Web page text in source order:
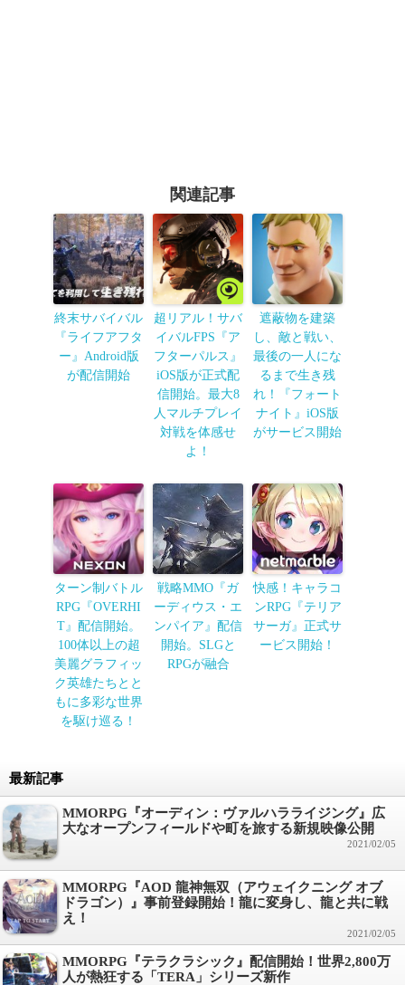
関連記事
終末サバイバル
『ライフアフタ
ー』Android版
が配信開始
超リアル！サバ
イバルFPS『ア
フターパルス』
iOS版が正式配
信開始。最大8
人マルチプレイ
対戦を体感せ
よ！
遮蔽物を建築
し、敵と戦い、
最後の一人にな
るまで生き残
れ！『フォート
ナイト』iOS版
がサービス開始
ターン制バトル
RPG『OVERHI
T』配信開始。
100体以上の超
美麗グラフィッ
ク英雄たちとと
もに多彩な世界
を駆け巡る！
戦略MMO『ガ
ーディウス・エ
ンパイア』配信
開始。SLGと
RPGが融合
快感！キャラコ
ンRPG『テリア
サーガ』正式サ
ービス開始！
最新記事
MMORPG『オーディン：ヴァルハラライジング』広
大なオープンフィールドや町を旅する新規映像公開
2021/02/05
MMORPG『AOD 龍神無双（アウェイクニング オブ
ドラゴン）』事前登録開始！龍に変身し、龍と共に戦
え！
2021/02/05
MMORPG『テラクラシック』配信開始！世界2,800万
人が熱狂する「TERA」シリーズ新作